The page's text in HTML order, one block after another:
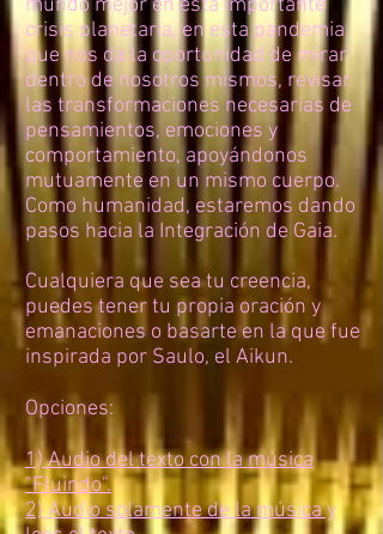
mundo mejor en esta importante
crisis planetaria, en esta pandemia
que nos da la oportunidad de mirar
dentro de nosotros mismos, revisar
las transformaciones necesarias de
pensamientos, emociones y
comportamiento, apoyándonos
mutuamente en un mismo cuerpo.
Como humanidad, estaremos dando
pasos hacia la Integración de Gaia.
Cualquiera que sea tu creencia,
puedes tener tu propia oración y
emanaciones o basarte en la que fue
inspirada por Saulo, el Aikun.
Opciones:
1) Audio del texto con la música
"Fluindo".
2) Audio solamente de la música y